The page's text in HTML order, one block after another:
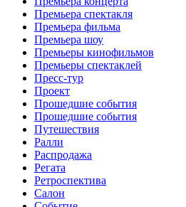
Премьера спектакля
Премьера фильма
Премьера шоу
Премьеры кинофильмов
Премьеры спектаклей
Пресс-тур
Проект
Прошедшие события
Прошедшие события
Путешествия
Ралли
Распродажа
Регата
Ретроспектива
Салон